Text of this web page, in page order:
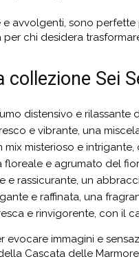
avvolgenti, sono
chi desidera
collezione Sei
distensivo e
e vibrante, una
mix misterioso e
floreale e agrumato del
e rassicurante, un
e raffinata, una
e rinvigorente, con il
evocare immagini e
Cascata delle